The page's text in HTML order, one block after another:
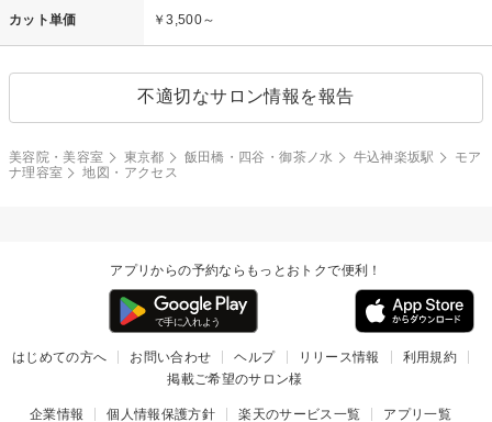
カット単価 ￥3,500～
不適切なサロン情報を報告
美容院・美容室 東京都 飯田橋・四谷・御茶ノ水 牛込神楽坂駅
モア
ナ理容室
地図・アクセス
アプリからの予約ならもっとおトクで便利！
はじめての方へ お問い合わせ ヘルプ リリース情報
利用規約
掲載ご希望のサロン様
企業情報 個人情報保護方針 楽天のサービス一覧 アプリ一覧